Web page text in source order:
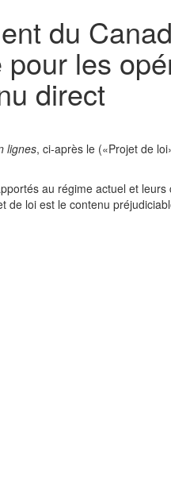
du
les
direct
lignes, ci-après le («Projet de
au régime actuel et leurs
de loi est le contenu